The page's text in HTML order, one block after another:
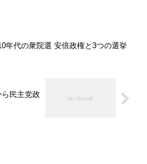
年代の衆院選 安倍政権と3つの選挙
民主党政